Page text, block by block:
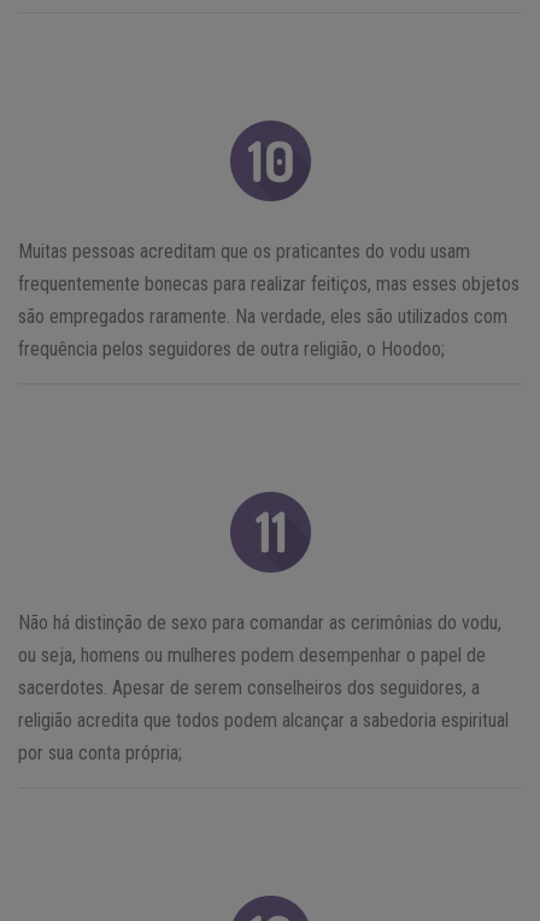
Muitas pessoas acreditam que os praticantes do vodu usam
frequentemente bonecas para realizar feitiços, mas esses objetos
são empregados raramente. Na verdade, eles são utilizados com
frequência pelos seguidores de outra religião, o Hoodoo;
Não há distinção de sexo para comandar as cerimônias do vodu,
ou seja, homens ou mulheres podem desempenhar o papel de
sacerdotes. Apesar de serem conselheiros dos seguidores, a
religião acredita que todos podem alcançar a sabedoria espiritual
por sua conta própria;